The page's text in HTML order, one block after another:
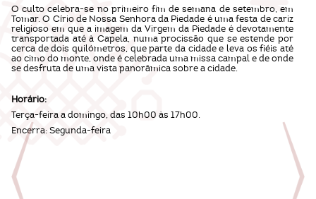
O culto celebra-se no primeiro fim de semana de setembro, em
Tomar. O Círio de Nossa Senhora da Piedade é uma festa de cariz
religioso em que a imagem da Virgem da Piedade é devotamente
transportada até à Capela, numa procissão que se estende por
cerca de dois quilómetros, que parte da cidade e leva os fiéis até
ao cimo do monte, onde é celebrada uma missa campal e de onde
se desfruta de uma vista panorâmica sobre a cidade.
Horário:
Terça-feira a domingo, das 10h00 às 17h00.
Encerra: Segunda-feira